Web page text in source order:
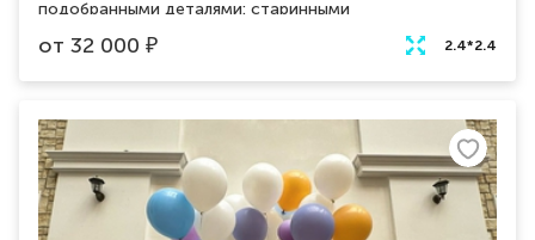
подобранными деталями: старинными
фотоаппаратами, военными атрибутами и винтажными
реквизитами. Удивите гостей яркими и незабываемыми
снимками в ретро-стиле! Здесь каждый сможет стать
атмосферу. Будьте частью истории и запечатлёйте
свое присутствие в Ретро фотозоне на 23 февраля!
от 32 000 ₽ 2.4*2.4